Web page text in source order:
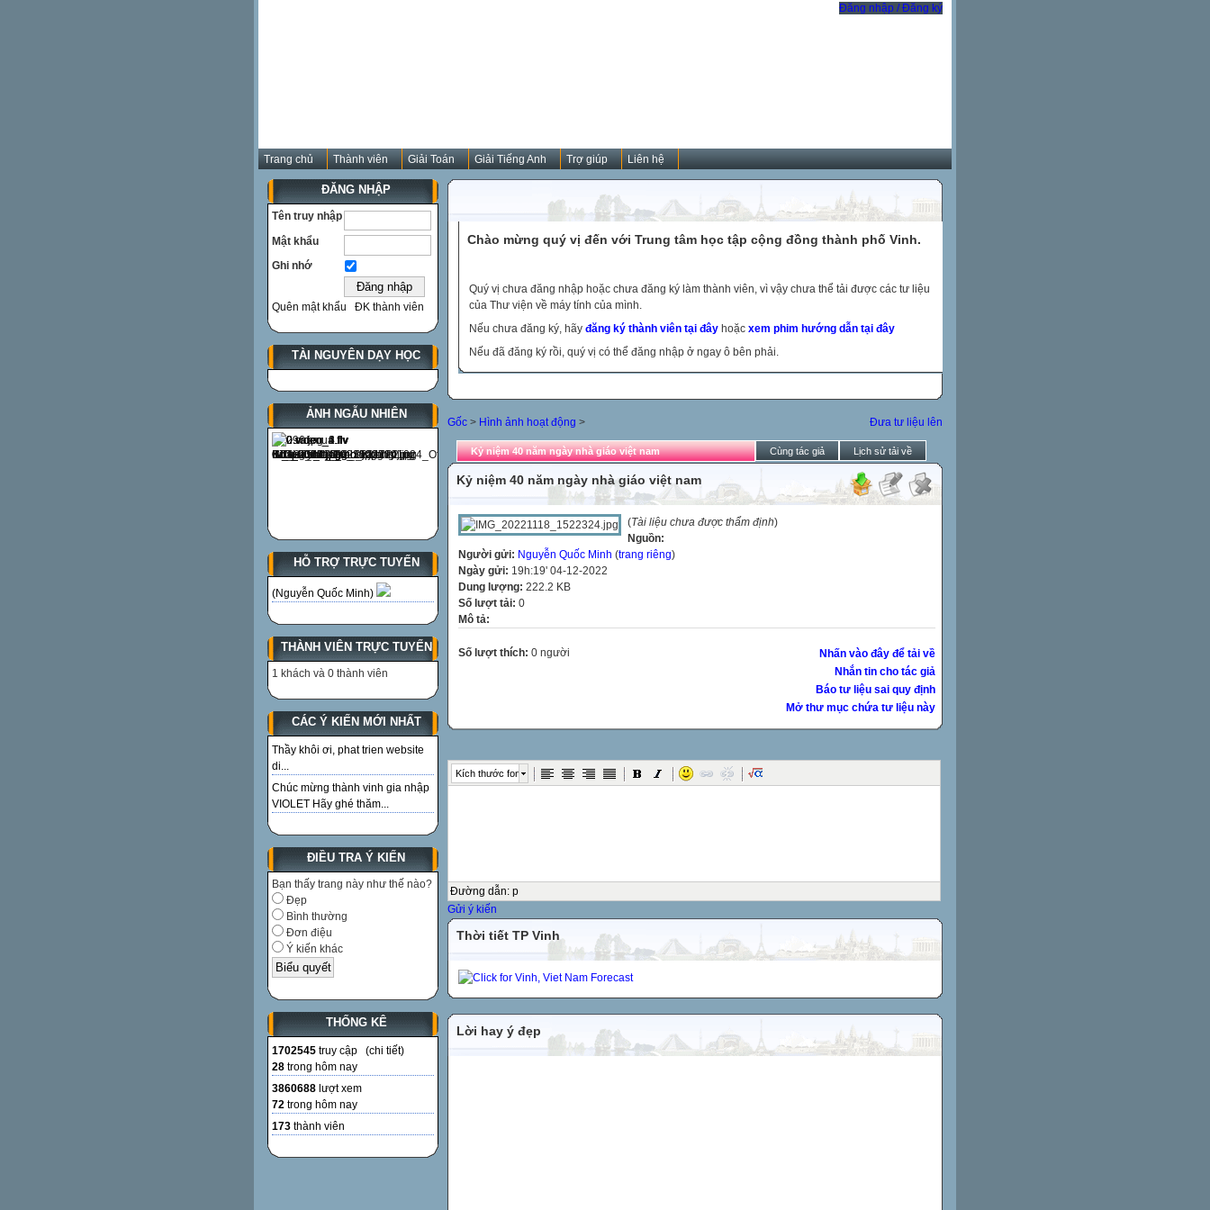
Đăng nhập / Đăng ký
Trang chủ Thành viên Giải Toán Giải Tiếng Anh Trợ giúp Liên hệ
ĐĂNG NHẬP
Tên truy nhập
Mật khẩu
Ghi nhớ
Quên mật khẩu ĐK thành viên
TÀI NGUYÊN DẠY HỌC
ẢNH NGẪU NHIÊN
HỖ TRỢ TRỰC TUYẾN
(Nguyễn Quốc Minh)
THÀNH VIÊN TRỰC TUYẾN
1 khách và 0 thành viên
CÁC Ý KIẾN MỚI NHẤT
Thầy khôi ơi, phat trien website
di...
Chúc mừng thành vinh gia nhập
VIOLET Hãy ghé thăm...
ĐIỀU TRA Ý KIẾN
Bạn thấy trang này như thế nào?
Đẹp
Bình thường
Đơn điệu
Ý kiến khác
THỐNG KÊ
1702545 truy cập (chi tiết)
28 trong hôm nay
3860688 lượt xem
72 trong hôm nay
173 thành viên
Chào mừng quý vị đến với Trung tâm học tập cộng đồng thành phố Vinh.
Quý vị chưa đăng nhập hoặc chưa đăng ký làm thành viên, vì vậy chưa thể tải được các tư liệu
của Thư viện về máy tính của mình.
Nếu chưa đăng ký, hãy đăng ký thành viên tại đây hoặc xem phim hướng dẫn tại đây
Nếu đã đăng ký rồi, quý vị có thể đăng nhập ở ngay ô bên phải.
Đưa tư liệu lên
Gốc > Hình ảnh hoạt động >
Kỷ niệm 40 năm ngày nhà giáo việt nam Cùng tác giả Lịch sử tải về
Kỷ niệm 40 năm ngày nhà giáo việt nam
(Tài liệu chưa được thẩm định)
Nguồn:
Người gửi: Nguyễn Quốc Minh (trang riêng)
Ngày gửi: 19h:19' 04-12-2022
Dung lượng: 222.2 KB
Số lượt tải: 0
Mô tả:
Nhấn vào đây để tải về
Nhắn tin cho tác giả
Báo tư liệu sai quy định
Mở thư mục chứa tư liệu này
Số lượt thích: 0 người
Kích thước font
Đường dẫn: p
Gửi ý kiến
Thời tiết TP Vinh
Lời hay ý đẹp